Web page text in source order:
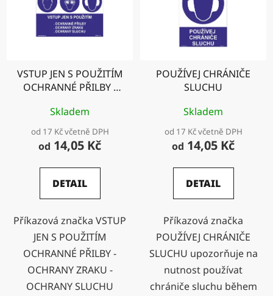
VSTUP JEN S POUŽITÍM
OCHRANNÉ PŘILBY -
OCHRANY SLUCHU
Skladem
od 17 Kč včetně DPH
od 14,05 Kč
DETAIL
Příkazová značka VSTUP
JEN S POUŽITÍM
OCHRANNÉ PŘILBY -
OCHRANY ZRAKU -
OCHRANY SLUCHU
POUŽÍVEJ CHRÁNIČE
SLUCHU
Skladem
od 17 Kč včetně DPH
od 14,05 Kč
DETAIL
Příkazová značka
POUŽÍVEJ CHRÁNIČE
SLUCHU upozorňuje na
nutnost používat
chrániče sluchu během